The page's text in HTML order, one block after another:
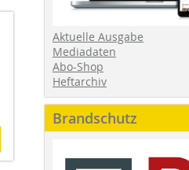
Aktuelle Ausgabe
Mediadaten
Abo-Shop
Heftarchiv
Brandschutz